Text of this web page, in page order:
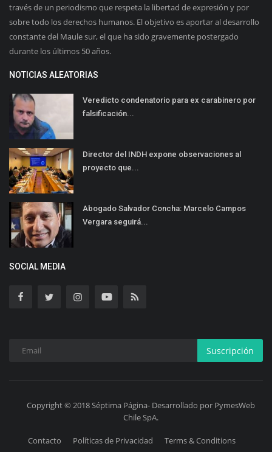
través de un periodismo que respeta la libertad de expresión y por
sobre todo los derechos humanos. El objetivo es aportar al desarrollo
constante del Maule sur, el que ha sido gravemente postergado
durante los últimos 50 años.
NOTICIAS ALEATORIAS
Veredicto condenatorio para ex carabinero por
falsificación...
Director del INDH expone observaciones al
proyecto que...
Abogado Salvador Concha: Marcelo Campos
Vergara seguirá...
SOCIAL MEDIA
Suscripción
Copyright © 2018 Séptima Página- Desarrollado por PymesWeb
Chile SpA.
Contacto Políticas de Privacidad Terms & Conditions